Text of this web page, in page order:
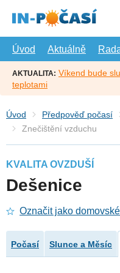
hlavní
Úvod
Aktuálně
AKTUALITA: Víkend bude
teplotami
Úvod Předpověď počasí
Znečištění vzduchu
KVALITA OVZDUŠÍ
Dešenice
Označit jako
Počasí Slunce a Měsíc